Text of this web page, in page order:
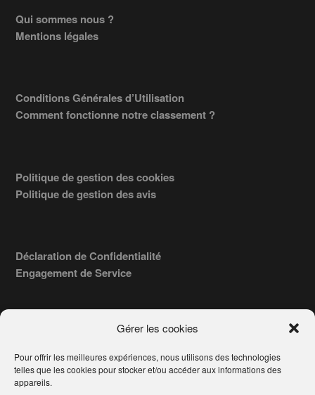
Gérer les cookies
Pour offrir les meilleures expériences, nous utilisons des technologies
telles que les cookies pour stocker et/ou accéder aux informations des
appareils.
Footer
Qui sommes nous ?
Mentions légales
Conditions Générales d’Utilisation
Comment fonctionne notre classement ?
Politique de gestion des cookies
Politique de gestion des avis
Déclaration de Confidentialité
Engagement de Service
COPYRIGHT © 2026 · TROUVERVOTREAVOCAT.COM, ÉDITÉ PAR
LA SOCIÉTÉAWATECH- 91, RUE DU FAUBOURG ST HONORÉ